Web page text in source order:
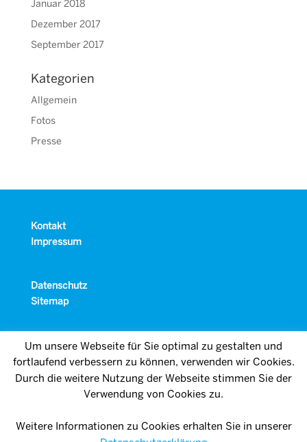
Januar 2018
Dezember 2017
September 2017
Kategorien
Allgemein
Fotos
Presse
Kontakt
Impressum
Datenschutz
Sitemap
Um unsere Webseite für Sie optimal zu gestalten und
fortlaufend verbessern zu können, verwenden wir Cookies.
Durch die weitere Nutzung der Webseite stimmen Sie der
Verwendung von Cookies zu.
Weitere Informationen zu Cookies erhalten Sie in unserer